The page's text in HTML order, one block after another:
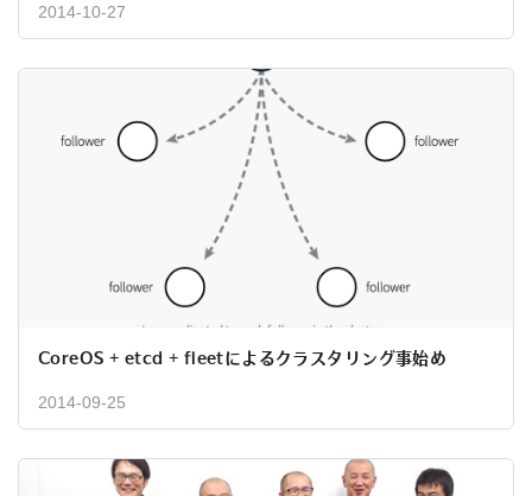
2014-10-27
CoreOS + etcd + fleetによるクラスタリング事始め
2014-09-25